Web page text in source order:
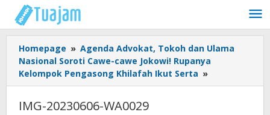
Lewati
konten
Homepage » Agenda Advokat, Tokoh dan Ulama
Nasional Soroti Cawe-cawe Jokowi! Rupanya
Kelompok Pengasong Khilafah Ikut Serta »
20230606-
IMG-20230606-WA0029